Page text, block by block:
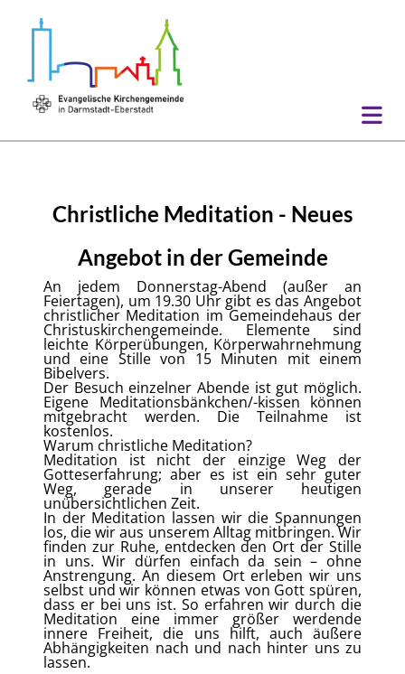
Christliche Meditation - Neues
Angebot in der Gemeinde
An jedem Donnerstag-Abend (außer an
Feiertagen), um 19.30 Uhr gibt es das Angebot
christlicher Meditation im Gemeindehaus der
Christuskirchengemeinde. Elemente sind
leichte Körperübungen, Körperwahrnehmung
und eine Stille von 15 Minuten mit einem
Bibelvers.
Der Besuch einzelner Abende ist gut möglich.
Eigene Meditationsbänkchen/-kissen können
mitgebracht werden. Die Teilnahme ist
kostenlos.
Warum christliche Meditation?
Meditation ist nicht der einzige Weg der
Gotteserfahrung; aber es ist ein sehr guter
Weg, gerade in unserer heutigen
unübersichtlichen Zeit.
In der Meditation lassen wir die Spannungen
los, die wir aus unserem Alltag mitbringen. Wir
finden zur Ruhe, entdecken den Ort der Stille
in uns. Wir dürfen einfach da sein – ohne
Anstrengung. An diesem Ort erleben wir uns
selbst und wir können etwas von Gott spüren,
dass er bei uns ist. So erfahren wir durch die
Meditation eine immer größer werdende
innere Freiheit, die uns hilft, auch äußere
Abhängigkeiten nach und nach hinter uns zu
lassen.